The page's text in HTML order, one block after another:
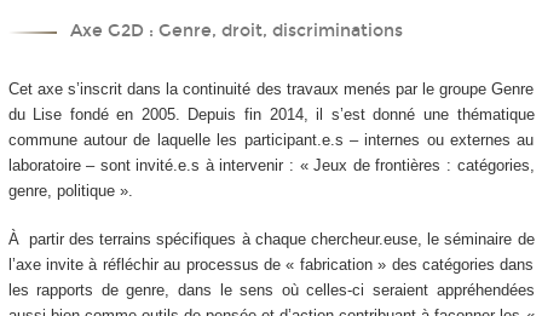
Axe G2D : Genre, droit, discriminations
Cet axe s’inscrit dans la continuité des travaux menés par le groupe Genre
du Lise fondé en 2005. Depuis fin 2014, il s’est donné une thématique
commune autour de laquelle les participant.e.s – internes ou externes au
laboratoire – sont invité.e.s à intervenir : « Jeux de frontières : catégories,
genre, politique ».
À partir des terrains spécifiques à chaque chercheur.euse, le séminaire de
l’axe invite à réfléchir au processus de « fabrication » des catégories dans
les rapports de genre, dans le sens où celles-ci seraient appréhendées